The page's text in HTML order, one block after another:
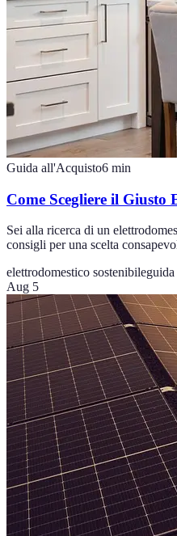
Guida all'Acquisto6 min
Come Scegliere il Giusto
Sei alla ricerca di un
consigli per una scelta
elettrodomestico sostenibile
Aug 5